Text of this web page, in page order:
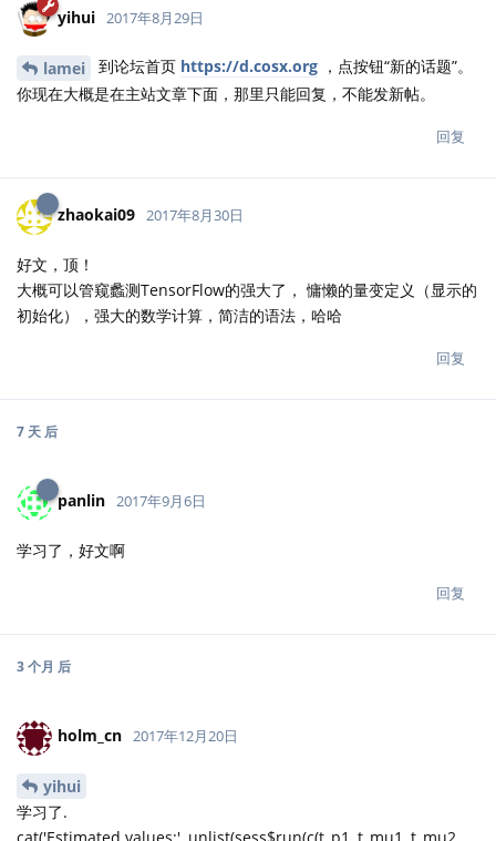
yihui 2017年8月29日
lamei 到论坛首页 https://d.cosx.org ，点按钮“新的话题”。
你现在大概是在主站文章下面，那里只能回复，不能发新帖。
回复
zhaokai09 2017年8月30日
好文，顶！
大概可以管窥蠡测TensorFlow的强大了， 慵懒的量变定义（显示的
初始化），强大的数学计算，简洁的语法，哈哈
回复
7 天 后
panlin 2017年9月6日
学习了，好文啊
回复
3 个月 后
holm_cn 2017年12月20日
yihui
学习了.